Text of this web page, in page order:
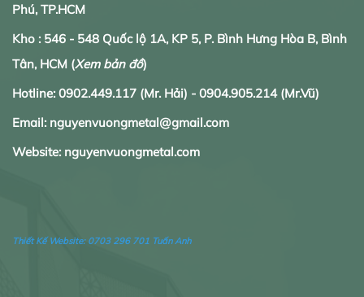
Phú, TP.HCM
Kho : 546 - 548 Quốc lộ 1A, KP 5, P. Bình Hưng Hòa B, Bình
Tân, HCM (Xem bản đồ)
Hotline: 0902.449.117 (Mr. Hải) - 0904.905.214(Mr.Vũ)
Email: nguyenvuongmetal@gmail.com
Website: nguyenvuongmetal.com
Thiết Kế Website: 0703 296 701 Tuấn Anh